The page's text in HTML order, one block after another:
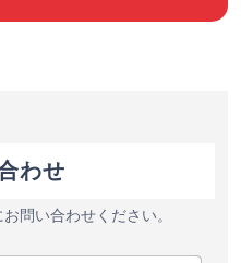
わせ
問い合わせください。